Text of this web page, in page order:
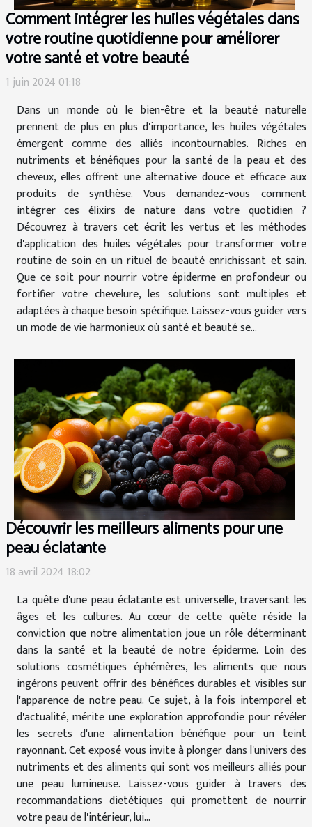
Comment intégrer les huiles végétales dans
votre routine quotidienne pour améliorer
votre santé et votre beauté
1 juin 2024 01:18
Dans un monde où le bien-être et la beauté naturelle
prennent de plus en plus d'importance, les huiles végétales
émergent comme des alliés incontournables. Riches en
nutriments et bénéfiques pour la santé de la peau et des
cheveux, elles offrent une alternative douce et efficace aux
produits de synthèse. Vous demandez-vous comment
intégrer ces élixirs de nature dans votre quotidien ?
Découvrez à travers cet écrit les vertus et les méthodes
d'application des huiles végétales pour transformer votre
routine de soin en un rituel de beauté enrichissant et sain.
Que ce soit pour nourrir votre épiderme en profondeur ou
fortifier votre chevelure, les solutions sont multiples et
adaptées à chaque besoin spécifique. Laissez-vous guider vers
un mode de vie harmonieux où santé et beauté se...
Découvrir les meilleurs aliments pour une
peau éclatante
18 avril 2024 18:02
La quête d'une peau éclatante est universelle, traversant les
âges et les cultures. Au cœur de cette quête réside la
conviction que notre alimentation joue un rôle déterminant
dans la santé et la beauté de notre épiderme. Loin des
solutions cosmétiques éphémères, les aliments que nous
ingérons peuvent offrir des bénéfices durables et visibles sur
l'apparence de notre peau. Ce sujet, à la fois intemporel et
d'actualité, mérite une exploration approfondie pour révéler
les secrets d'une alimentation bénéfique pour un teint
rayonnant. Cet exposé vous invite à plonger dans l'univers des
nutriments et des aliments qui sont vos meilleurs alliés pour
une peau lumineuse. Laissez-vous guider à travers des
recommandations dietétiques qui promettent de nourrir
votre peau de l'intérieur, lui...